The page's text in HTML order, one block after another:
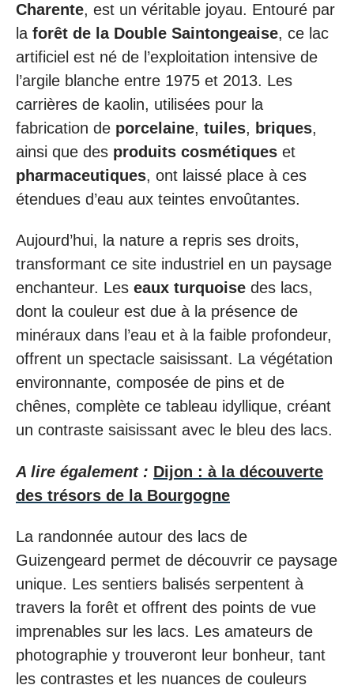
Charente, est un véritable joyau. Entouré par
la forêt de la Double Saintongeaise, ce lac
artificiel est né de l’exploitation intensive de
l’argile blanche entre 1975 et 2013. Les
carrières de kaolin, utilisées pour la
fabrication de porcelaine, tuiles, briques,
ainsi que des produits cosmétiques et
pharmaceutiques, ont laissé place à ces
étendues d’eau aux teintes envoûtantes.
Aujourd’hui, la nature a repris ses droits,
transformant ce site industriel en un paysage
enchanteur. Les eaux turquoise des lacs,
dont la couleur est due à la présence de
minéraux dans l’eau et à la faible profondeur,
offrent un spectacle saisissant. La végétation
environnante, composée de pins et de
chênes, complète ce tableau idyllique, créant
un contraste saisissant avec le bleu des lacs.
A lire également : Dijon : à la découverte
des trésors de la Bourgogne
La randonnée autour des lacs de
Guizengeard permet de découvrir ce paysage
unique. Les sentiers balisés serpentent à
travers la forêt et offrent des points de vue
imprenables sur les lacs. Les amateurs de
photographie y trouveront leur bonheur, tant
les contrastes et les nuances de couleurs